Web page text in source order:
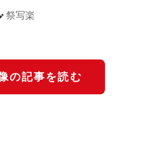
祭写楽
の記事を読む